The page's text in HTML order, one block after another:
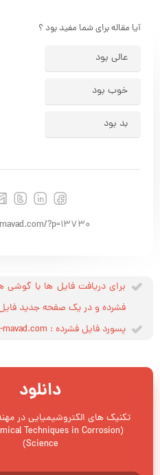
آیا مقاله برای شما مفید بود ؟
عالی بود
خوب بود
بد بود
?p=13730
برای دریافت فایل ها با گوشی
فشرده و در یک صفحه جدید فایل
پسورد فایل فشرده : www.iran-mavad.com
دانلود
تکنیک های الکتروشیمیایی در
Techniques in Corrosion
Science)